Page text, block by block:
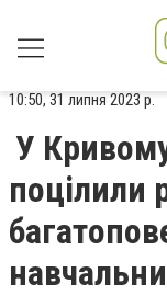
10:50, 31 липня 2023 р.
У
поцілили